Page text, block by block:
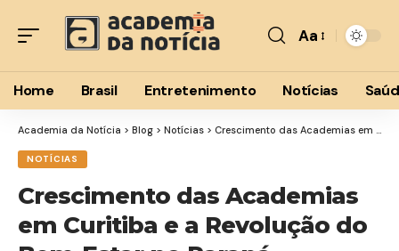
Font
Resizer
Aa
Home Brasil Entretenimento Notícias
Academia da Notícia > Blog > Notícias > Crescimento das Academias em Curitiba e a Revolução do Bem-Estar no Paraná
NOTÍCIAS
Crescimento das Academias
em Curitiba e a Revolução do